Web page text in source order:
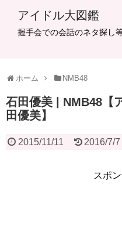
アイドル大図鑑
握手会での会話のネタ探し
ホーム NMB48
石田優美 | NMB48【
田優美】
2015/11/11 2016/7/7
スポ